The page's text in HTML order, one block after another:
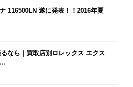
116500LN 遂に発表！！2016年夏
なら｜買取店別ロレックス エクス